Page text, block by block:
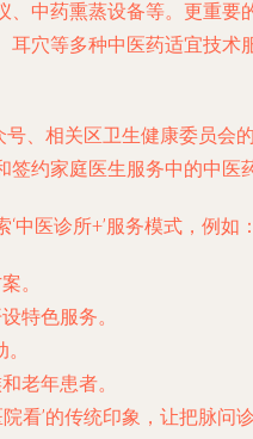
中药熏蒸设备等。更重
穴等多种中医药适宜技术
号、相关区卫生健康委员
约家庭医生服务中的中医
医诊所+’服务模式，例如：
。
特色服务。
老年患者。
看’的传统印象，让把脉